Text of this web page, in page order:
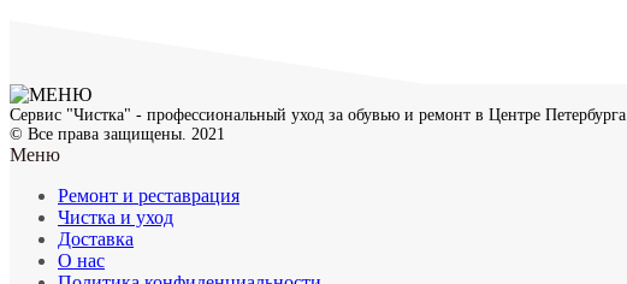
Сервис "Чистка" - профессиональный уход за обувью и ремонт в Центре Петербурга.
© Все права защищены. 2021
Меню
Ремонт и реставрация
Чистка и уход
Доставка
О нас